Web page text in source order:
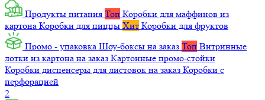
Продукты питания Топ Коробки для маффинов из
картона Коробки для пиццы Хит Коробки для фруктов
Промо - упаковка Шоу-боксы на заказ Топ Витринные
лотки из картона на заказ Картонные промо-стойки
Коробки диспенсеры для листовок на заказ Коробки с
перфорацией
2